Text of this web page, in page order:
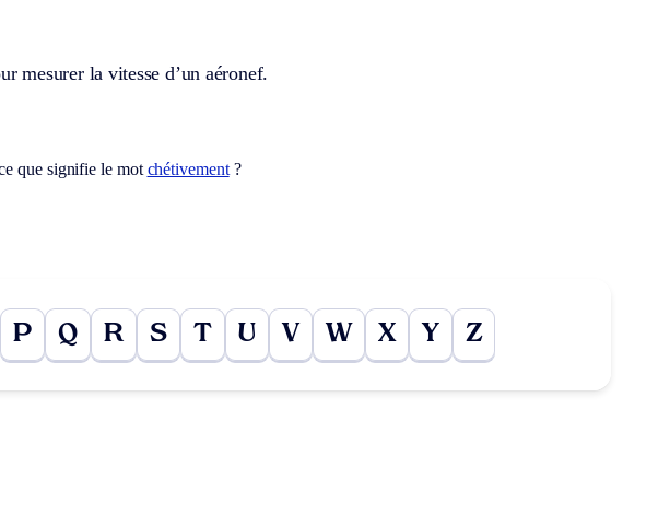
mesurer la vitesse d’un aéronef.
que signifie le mot chétivement?
P Q R S T U V W X Y Z